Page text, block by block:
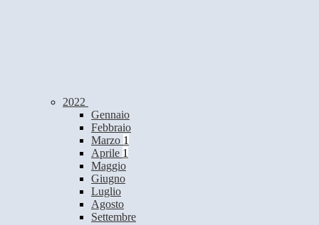
2022
Gennaio
Febbraio
Marzo 1
Aprile 1
Maggio
Giugno
Luglio
Agosto
Settembre